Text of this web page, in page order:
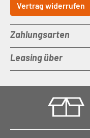
Vertrag widerrufen
Zahlungsarten
Leasing über